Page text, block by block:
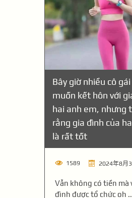
Bây giờ nhiều cô
muốn kết hôn với
hai anh em, nhưng
rằng gia đình của
là rất tốt
1589 2024年8月
Vẫn không có tiền mà
đình được tổ chức oh